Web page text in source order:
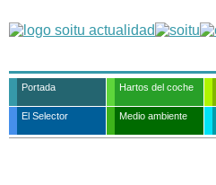
Portada Hartos del coche
El Selector Medio ambiente